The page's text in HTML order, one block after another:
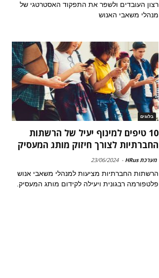
רצון העובדים ולשפר את התפקוד האסטרטגי של
מנהלי משאבי האנוש
בלוגים
10 טיפים למינוף יעיל של הרשתות
החברתיות לצורך חיזוק מותג המעסיק
מערכת HRus -
23/06/2024
הרשתות החברתיות מציעות למנהלי משאבי אנוש
פלטפורמה רבגונית ויעילה לקידום מותג המעסיק.